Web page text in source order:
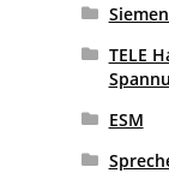
TELE
ESM